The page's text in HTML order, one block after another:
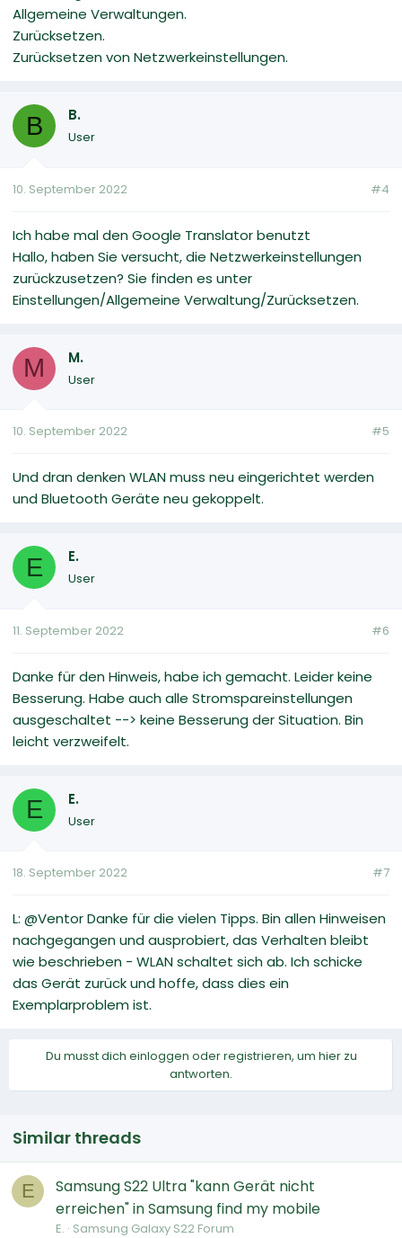
Allgemeine Verwaltungen.
Zurücksetzen.
Zurücksetzen von Netzwerkeinstellungen.
B B.
User
10. September 2022 #4
Ich habe mal den Google Translator benutzt
Hallo, haben Sie versucht, die Netzwerkeinstellungen
zurückzusetzen? Sie finden es unter
Einstellungen/Allgemeine Verwaltung/Zurücksetzen.
M M.
User
10. September 2022 #5
Und dran denken WLAN muss neu eingerichtet werden
und Bluetooth Geräte neu gekoppelt.
E E.
User
11. September 2022 #6
Danke für den Hinweis, habe ich gemacht. Leider keine
Besserung. Habe auch alle Stromspareinstellungen
ausgeschaltet --> keine Besserung der Situation. Bin
leicht verzweifelt.
E E.
User
18. September 2022 #7
L: @Ventor Danke für die vielen Tipps. Bin allen Hinweisen
nachgegangen und ausprobiert, das Verhalten bleibt
wie beschrieben - WLAN schaltet sich ab. Ich schicke
das Gerät zurück und hoffe, dass dies ein
Exemplarproblem ist.
Du musst dich einloggen oder registrieren, um hier zu
antworten.
Similar threads
E
Samsung S22 Ultra "kann Gerät nicht
erreichen" in Samsung find my mobile
E. Samsung Galaxy S22 Forum